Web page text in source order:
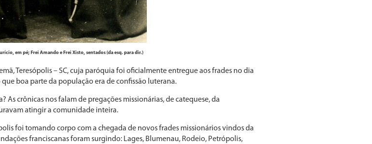
em pé; Frei Amando e Frei Xisto, sentados (da esq. para dir.)
Teresópolis – SC, cuja paróquia foi oficialmente entregue aos frades no dia
boa parte da população era de confissão luterana.
As crônicas nos falam de pregações missionárias, de catequese, da
atingir a comunidade inteira.
foi tomando corpo com a chegada de novos frades missionários vindos da
franciscanas foram surgindo: Lages, Blumenau, Rodeio, Petrópolis,